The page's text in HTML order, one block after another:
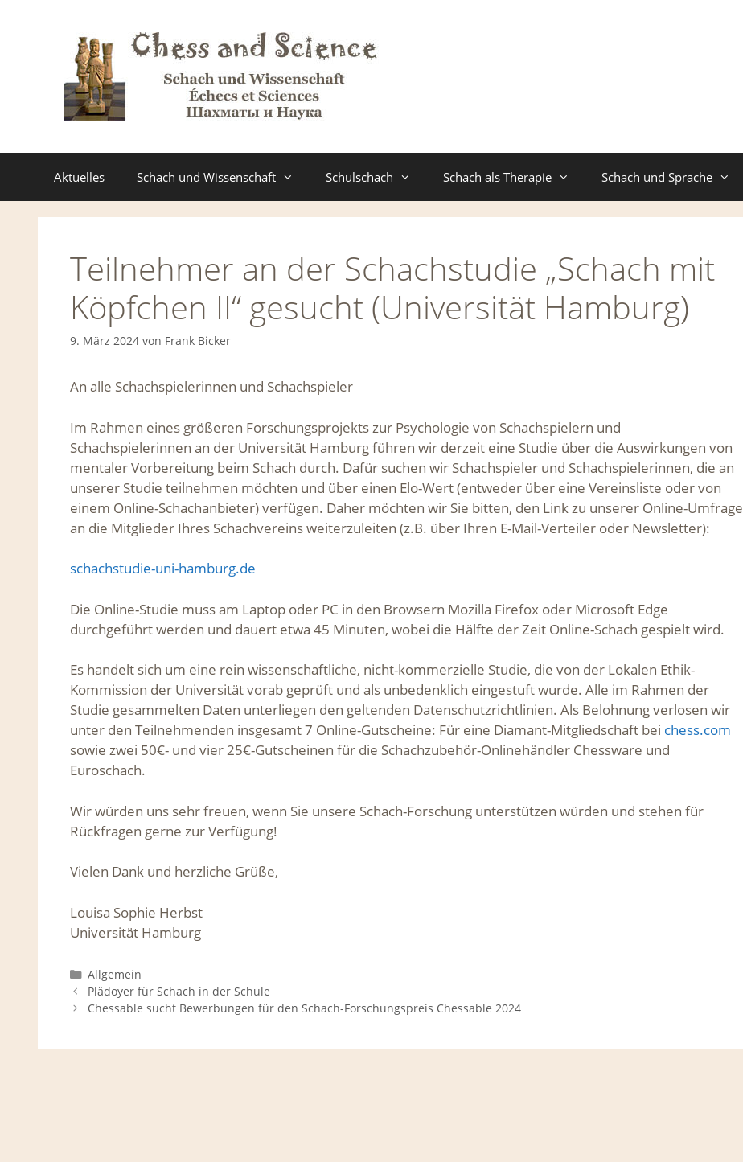
Aktuelles Schach und Wissenschaft Schulschach Schach als Therapie Schach und Sprache
Teilnehmer an der Schachstudie „Schach mit
Köpfchen II“ gesucht (Universität Hamburg)
9. März 2024 von Frank Bicker
An alle Schachspielerinnen und Schachspieler
Im Rahmen eines größeren Forschungsprojekts zur Psychologie von Schachspielern und
Schachspielerinnen an der Universität Hamburg führen wir derzeit eine Studie über die Auswirkungen von
mentaler Vorbereitung beim Schach durch. Dafür suchen wir Schachspieler und Schachspielerinnen, die an
unserer Studie teilnehmen möchten und über einen Elo-Wert (entweder über eine Vereinsliste oder von
einem Online-Schachanbieter) verfügen. Daher möchten wir Sie bitten, den Link zu unserer Online-Umfrage
an die Mitglieder Ihres Schachvereins weiterzuleiten (z.B. über Ihren E-Mail-Verteiler oder Newsletter):
schachstudie-uni-hamburg.de
Die Online-Studie muss am Laptop oder PC in den Browsern Mozilla Firefox oder Microsoft Edge
durchgeführt werden und dauert etwa 45 Minuten, wobei die Hälfte der Zeit Online-Schach gespielt wird.
Es handelt sich um eine rein wissenschaftliche, nicht-kommerzielle Studie, die von der Lokalen Ethik-
Kommission der Universität vorab geprüft und als unbedenklich eingestuft wurde. Alle im Rahmen der
Studie gesammelten Daten unterliegen den geltenden Datenschutzrichtlinien. Als Belohnung verlosen wir
unter den Teilnehmenden insgesamt 7 Online-Gutscheine: Für eine Diamant-Mitgliedschaft bei chess.com
sowie zwei 50€- und vier 25€-Gutscheinen für die Schachzubehör-Onlinehändler Chessware und
Euroschach.
Wir würden uns sehr freuen, wenn Sie unsere Schach-Forschung unterstützen würden und stehen für
Rückfragen gerne zur Verfügung!
Vielen Dank und herzliche Grüße,
Louisa Sophie Herbst
Universität Hamburg
Kategorien
Allgemein
Plädoyer für Schach in der Schule
Chessable sucht Bewerbungen für den Schach-Forschungspreis Chessable 2024